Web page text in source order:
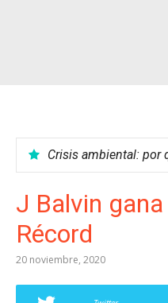
J Balvin
Récord
20 noviembre, 2020